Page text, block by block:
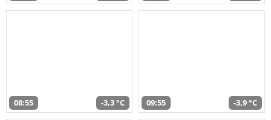
08:55 -3,3 °C 09:55 -3,9 °C